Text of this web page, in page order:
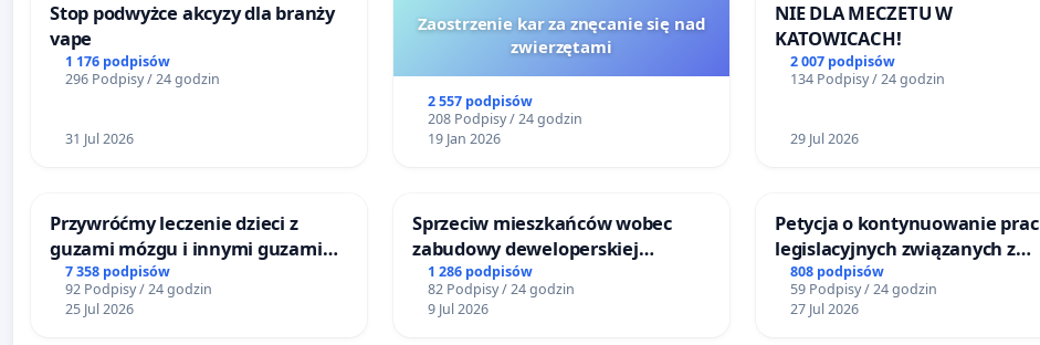
Stop podwyżce akcyzy dla branży
vape
1 176 podpisów
296 Podpisy / 24 godzin
31 Jul 2026
Zaostrzenie kar za znęcanie się nad
zwierzętami
2 557 podpisów
208 Podpisy / 24 godzin
19 Jan 2026
NIE DLA MECZETU W
KATOWICACH!
2 007 podpisów
134 Podpisy / 24 godzin
29 Jul 2026
Przywróćmy leczenie dzieci z
guzami mózgu i innymi guzami
litymi do Górnośląskiego
Centrum Zdrowia Dziecka w
Katowicach
7 358 podpisów
92 Podpisy / 24 godzin
25 Jul 2026
Sprzeciw mieszkańców wobec
zabudowy deweloperskiej
terenow zielonych w rejonie
Bulwarów Straceńskich w Bielsku-
Białej
1 286 podpisów
82 Podpisy / 24 godzin
9 Jul 2026
Petycja o kontynuowanie prac
legislacyjnych związanych z
reformą prawa rodzinnego
808 podpisów
59 Podpisy / 24 godzin
27 Jul 2026